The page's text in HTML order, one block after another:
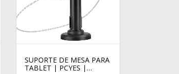
SUPORTE DE MESA PARA
TABLET | PCYES |